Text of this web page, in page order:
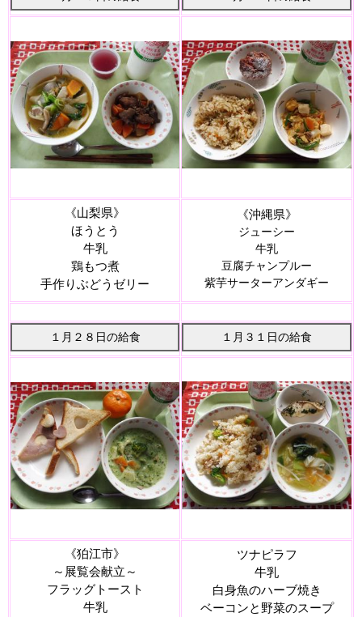
《山梨県》
ほうとう
牛乳
鶏もつ煮
手作りぶどうゼリー
《沖縄県》
ジューシー
牛乳
豆腐チャンプルー
紫芋サーターアンダギー
１月２８日の給食 １月３１日の給食
《狛江市》
～展覧会献立～
フラッグトースト
牛乳
ツナピラフ
牛乳
白身魚のハーブ焼き
ベーコンと野菜のスープ